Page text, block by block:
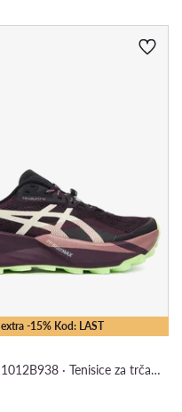
extra -15% Kod: LAST
Trabuco 14 1012B938 · Tenisice za trčanje